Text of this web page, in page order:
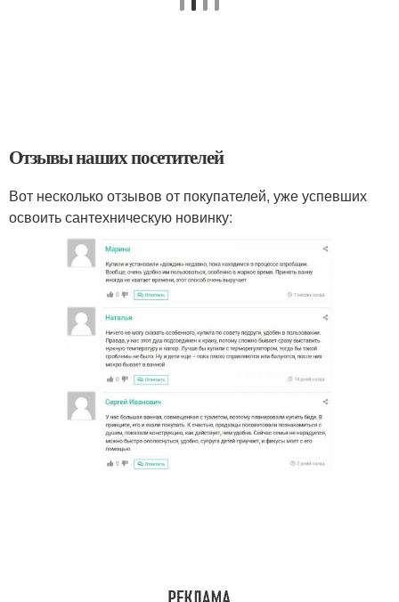
Отзывы наших посетителей
Вот несколько отзывов от покупателей, уже успевших
освоить сантехническую новинку: